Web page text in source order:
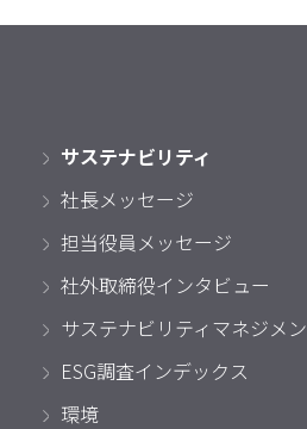
サステナビリティ
社長メッセージ
担当役員メッセージ
社外取締役インタビュー
サステナビリティマネジメ
ESG調査インデックス
環境